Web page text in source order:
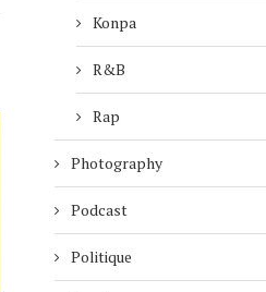
Konpa
R&B
Rap
Photography
Podcast
Politique